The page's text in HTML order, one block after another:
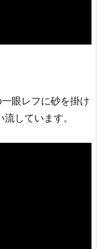
眼レフに砂を掛け
しています。